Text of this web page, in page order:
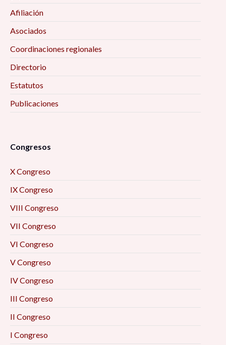
Afiliación
Asociados
Coordinaciones regionales
Directorio
Estatutos
Publicaciones
Congresos
X Congreso
IX Congreso
VIII Congreso
VII Congreso
VI Congreso
V Congreso
IV Congreso
III Congreso
II Congreso
I Congreso